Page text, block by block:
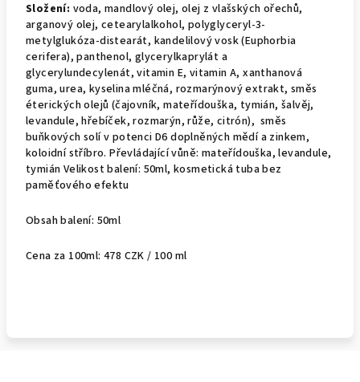
Složení: voda, mandlový olej, olej z vlašských ořechů,
arganový olej, cetearylalkohol, polyglyceryl-3-
metylglukóza-distearát, kandelilový vosk (Euphorbia
cerifera), panthenol, glycerylkaprylát a
glycerylundecylenát, vitamin E, vitamin A, xanthanová
guma, urea, kyselina mléčná, rozmarýnový extrakt, směs
éterických olejů (čajovník, mateřídouška, tymián, šalvěj,
levandule, hřebíček, rozmarýn, růže, citrón), směs
buňkových solí v potenci D6 doplněných mědí a zinkem,
koloidní stříbro. Převládající vůně: mateřídouška, levandule,
tymián Velikost balení: 50ml, kosmetická tuba bez
paměťového efektu
Obsah balení: 50ml
Cena za 100ml:478 CZK / 100 ml